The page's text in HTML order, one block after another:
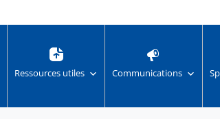
Ressources utiles Communications